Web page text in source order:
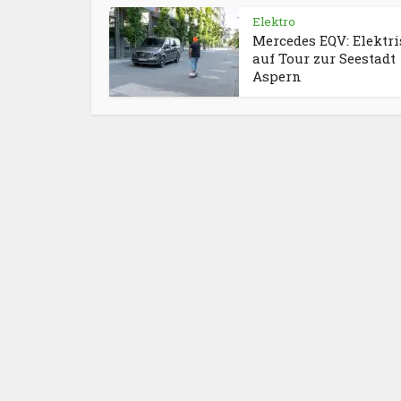
Elektro
Mercedes EQV:
auf Tour zur Seestadt
Aspern